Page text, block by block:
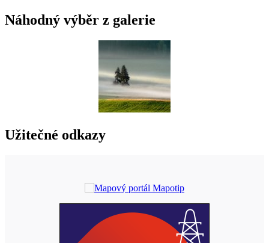
Náhodný výběr z galerie
Užitečné odkazy